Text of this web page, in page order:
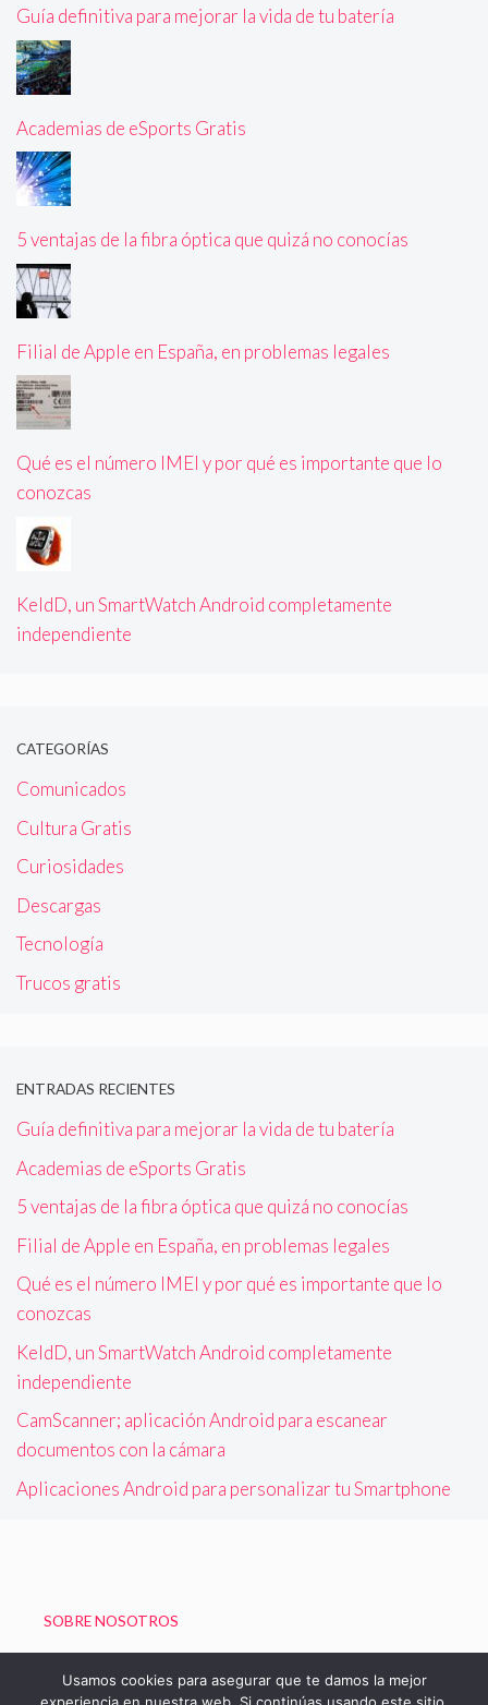
Guía definitiva para mejorar la vida de tu batería
Academias de eSports Gratis
5 ventajas de la fibra óptica que quizá no conocías
Filial de Apple en España, en problemas legales
Qué es el número IMEI y por qué es importante que lo
conozcas
KeldD, un SmartWatch Android completamente
independiente
CATEGORÍAS
Comunicados
Cultura Gratis
Curiosidades
Descargas
Tecnología
Trucos gratis
ENTRADAS RECIENTES
Guía definitiva para mejorar la vida de tu batería
Academias de eSports Gratis
5 ventajas de la fibra óptica que quizá no conocías
Filial de Apple en España, en problemas legales
Qué es el número IMEI y por qué es importante que lo
conozcas
KeldD, un SmartWatch Android completamente
independiente
CamScanner; aplicación Android para escanear
documentos con la cámara
Aplicaciones Android para personalizar tu Smartphone
SOBRE NOSOTROS
Usamos cookies para asegurar que te damos la mejor